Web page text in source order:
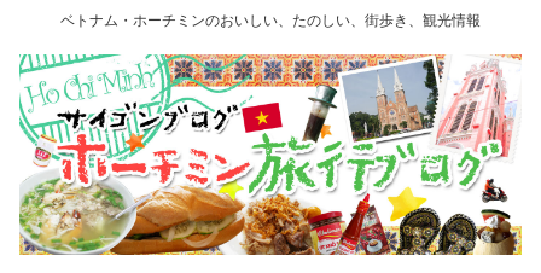
ベトナム・ホーチミンのおいしい、たのしい、街歩き、観光情報